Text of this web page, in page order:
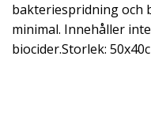
bakteriespridning och
minimal. Innehåller
biocider.Storlek: